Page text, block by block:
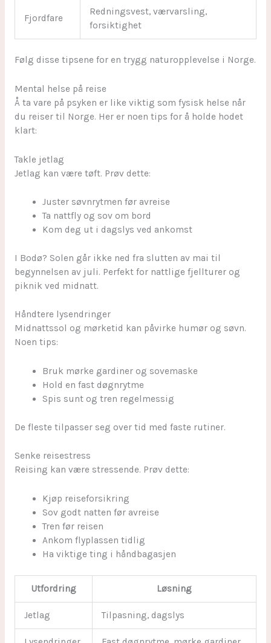
Fjordfare
Redningsvest, værvarsling,
forsiktighet
Følg disse tipsene for en trygg naturopplevelse i Norge.
Mental helse på reise
Å ta vare på psyken er like viktig som fysisk helse når
du reiser til Norge. Her er noen tips for å holde hodet
klart:
Takle jetlag
Jetlag kan være tøft. Prøv dette:
Juster søvnrytmen før avreise
Ta nattfly og sov om bord
Kom deg ut i dagslys ved ankomst
I Bodø? Solen går ikke ned fra slutten av mai til
begynnelsen av juli. Perfekt for nattlige fjellturer og
piknik ved midnatt.
Håndtere lysendringer
Midnattssol og mørketid kan påvirke humør og søvn.
Noen tips:
Bruk mørke gardiner og sovemaske
Hold en fast døgnrytme
Spis sunt og tren regelmessig
De fleste tilpasser seg over tid med faste rutiner.
Senke reisestress
Reising kan være stressende. Prøv dette:
Kjøp reiseforsikring
Sov godt natten før avreise
Tren før reisen
Ankom flyplassen tidlig
Ha viktige ting i håndbagasjen
Utfordring Løsning
Jetlag Tilpasning, dagslys